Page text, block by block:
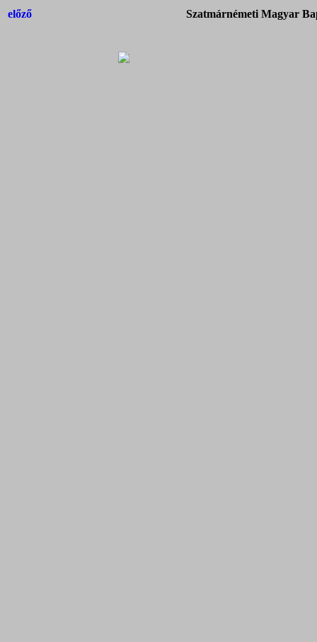
előző Szatmárnémeti Magyar